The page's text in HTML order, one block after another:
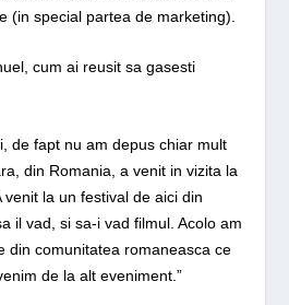
(in special partea de marketing).
cum ai reusit sa gasesti
de fapt nu am depus chiar mult
din Romania, a venit in vizita la
venit la un festival de aici din
il vad, si sa-i vad filmul. Acolo am
din comunitatea romaneasca ce
de la alt eveniment.”